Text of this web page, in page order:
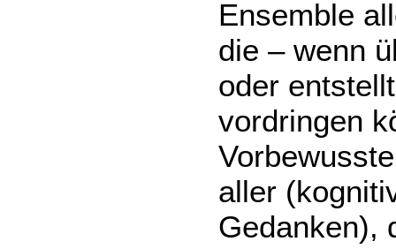
Ensemble
die – wenn
oder
vordringen
aller
Gedanken),